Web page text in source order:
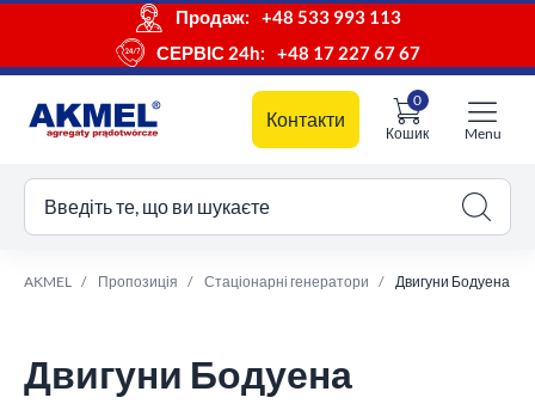
Продаж:
+48 533 993 113
СЕРВІС 24h:
+48 17 227 67 67
Контакти
Кошик
0
кошик
Menu
Введіть те, що ви шукаєте
AKMEL Пропозиція Стаціонарні генератори Двигуни Бодуена
Двигуни Бодуена